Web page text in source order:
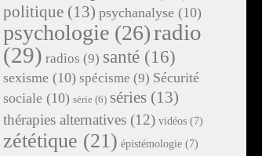
politique (13) psychanalyse (10)
psychologie (26)radio
(29) radios (9) santé (16)
sexisme (10) spécisme (9) Sécurité
sociale (10) série (6) séries (13)
thérapies alternatives (12) vidéos (7)
zététique (21) épistémologie (7)